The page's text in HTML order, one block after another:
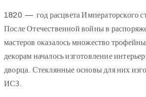
1820 — год расцвета Императорского
После Отечественной войны в
мастеров оказалось множество
декорам началось изготовление
дворца. Стеклянные основы для них
ИСЗ.